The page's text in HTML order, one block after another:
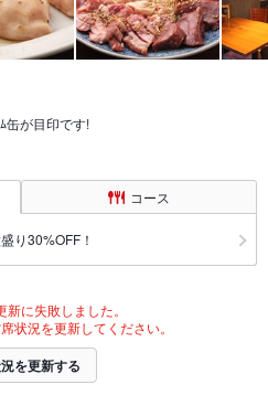
缶が目印です!
コース
り30%OFF！
に失敗しました。
状況を更新してください。
を更新する